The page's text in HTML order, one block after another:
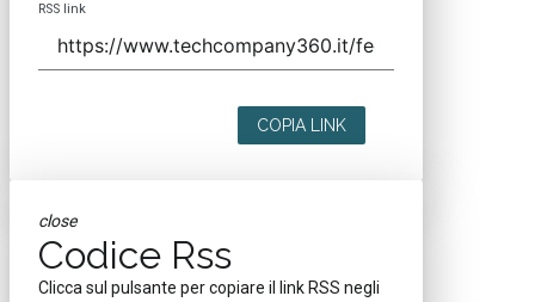
RSS link
COPIA LINK
close
Codice Rss
Clicca sul pulsante per copiare il link RSS negli